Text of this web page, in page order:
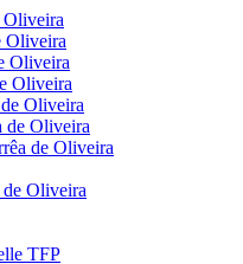
Oliveira
Oliveira
Oliveira
Oliveira
de Oliveira
de Oliveira
Oliveira
TFP